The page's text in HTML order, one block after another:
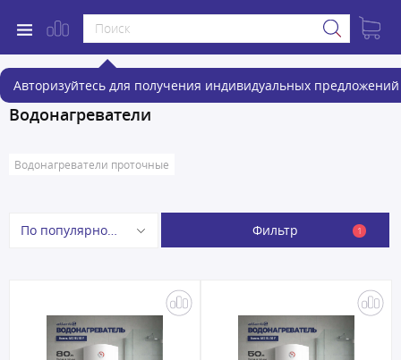
Авторизуйтесь для получения индивидуальных предложений
Водонагреватели
Водонагреватели проточные
По популярности Фильтр 1